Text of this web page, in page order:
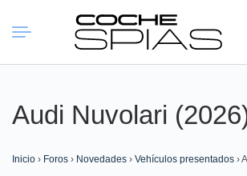
Buscar:
Audi Nuvolari
Inicio › Foros › Novedades › Vehículos presentados ›